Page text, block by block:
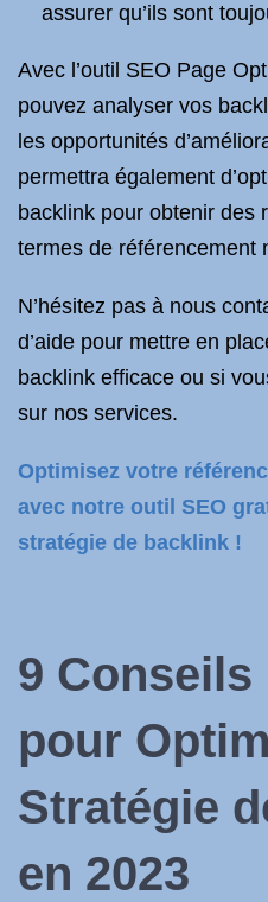
assurer qu’ils sont
Avec l’outil SEO Page
pouvez analyser vos
les opportunités
permettra également
backlink pour obtenir des
termes de référencement
N’hésitez pas à nous
d’aide pour mettre en
backlink efficace ou si
sur nos services.
Optimisez votre
avec notre outil SEO
stratégie de backlink !
9
pour
Stratégie
en 2023